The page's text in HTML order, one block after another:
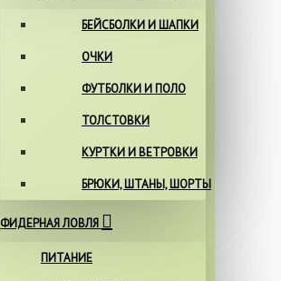
БЕЙСБОЛКИ И ШАПКИ
ОЧКИ
ФУТБОЛКИ И ПОЛО
ТОЛСТОВКИ
КУРТКИ И ВЕТРОВКИ
БРЮКИ, ШТАНЫ, ШОРТЫ
ФИДЕРНАЯ ЛОВЛЯ
ПИТАНИЕ